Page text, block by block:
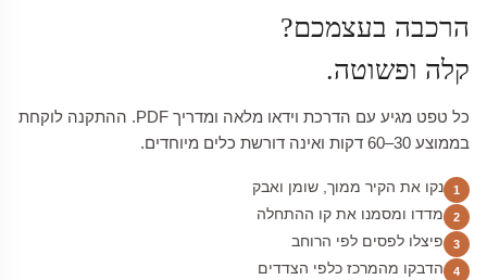
הרכבה בעצמכם?
קלה ופשוטה.
כל טפט מגיע עם הדרכת וידאו מלאה ומדריך PDF. ההתקנה לוקחת
בממוצע 30–60 דקות ואינה דורשת כלים מיוחדים.
1 נקו את הקיר ממוך, שומן ואבק
2 מדדו ומסמנו את קו ההתחלה
3 פיצלו לפסים לפי הרוחב
4 הדבקו מהמרכז כלפי הצדדים